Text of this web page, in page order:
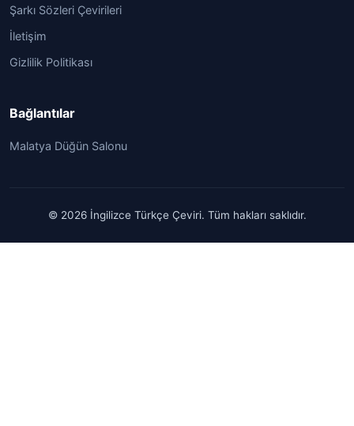
Şarkı Sözleri Çevirileri
İletişim
Gizlilik Politikası
Bağlantılar
Malatya Düğün Salonu
© 2026 İngilizce Türkçe Çeviri. Tüm hakları saklıdır.